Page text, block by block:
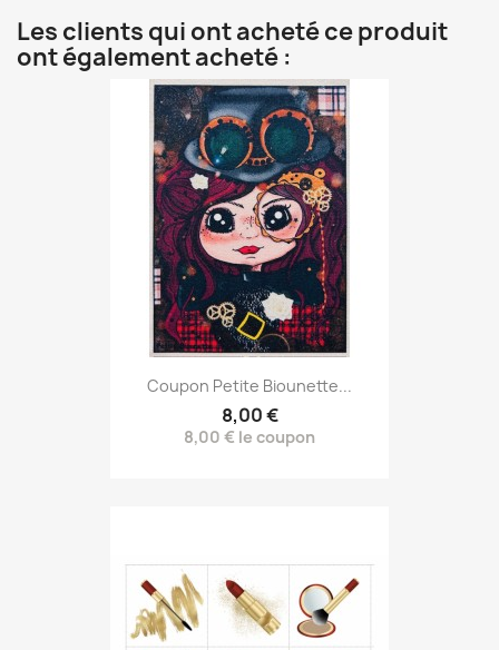
Les clients qui ont acheté ce produit
ont également acheté :
Coupon Petite Biounette...
8,00 €
8,00 € le coupon